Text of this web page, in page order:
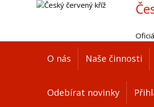
O nás Naše činnosti
Odebírat novinky